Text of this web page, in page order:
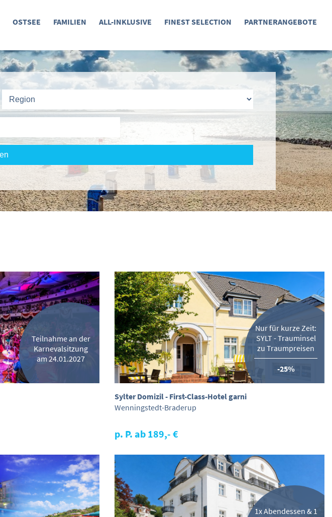
OSTSEE FAMILIEN ALL-INKLUSIVE FINEST SELECTION PARTNERANGEBOTE
Teilnahme an der
Karnevalsitzung
am 24.01.2027
Nur für kurze Zeit:
SYLT - Trauminsel
zu Traumpreisen
-25%
Sylter Domizil - First-Class-Hotel garni
Wenningstedt-Braderup
p. P. ab 189,- €
1x Abendessen & 1